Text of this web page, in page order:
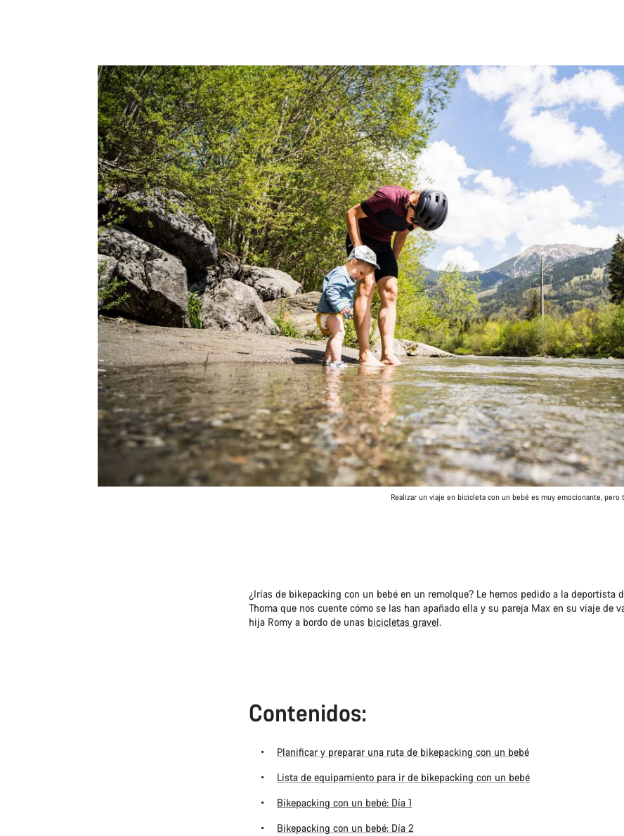
Realizar un viaje en bicicleta con un bebé es muy emocionante,
¿Irías de bikepacking con un bebé en un remolque? Le hemos pedido a la deportista
Thoma que nos cuente cómo se las han apañado ella y su pareja Max en su viaje de
hija Romy a bordo de unas bicicletas gravel.
Contenidos:
Planificar y preparar una ruta de bikepacking con un bebé
Lista de equipamiento para ir de bikepacking con un bebé
Bikepacking con un bebé: Día 1
Bikepacking con un bebé: Día 2